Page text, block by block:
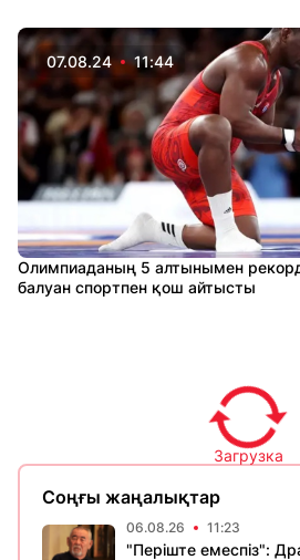
07.08.24 11:44
Олимпиаданың 5 алтынымен
балуан спортпен қош айтысты
Загрузка
Соңғы жаңалықтар
06.08.26 11:23
​"Періште емеспіз":